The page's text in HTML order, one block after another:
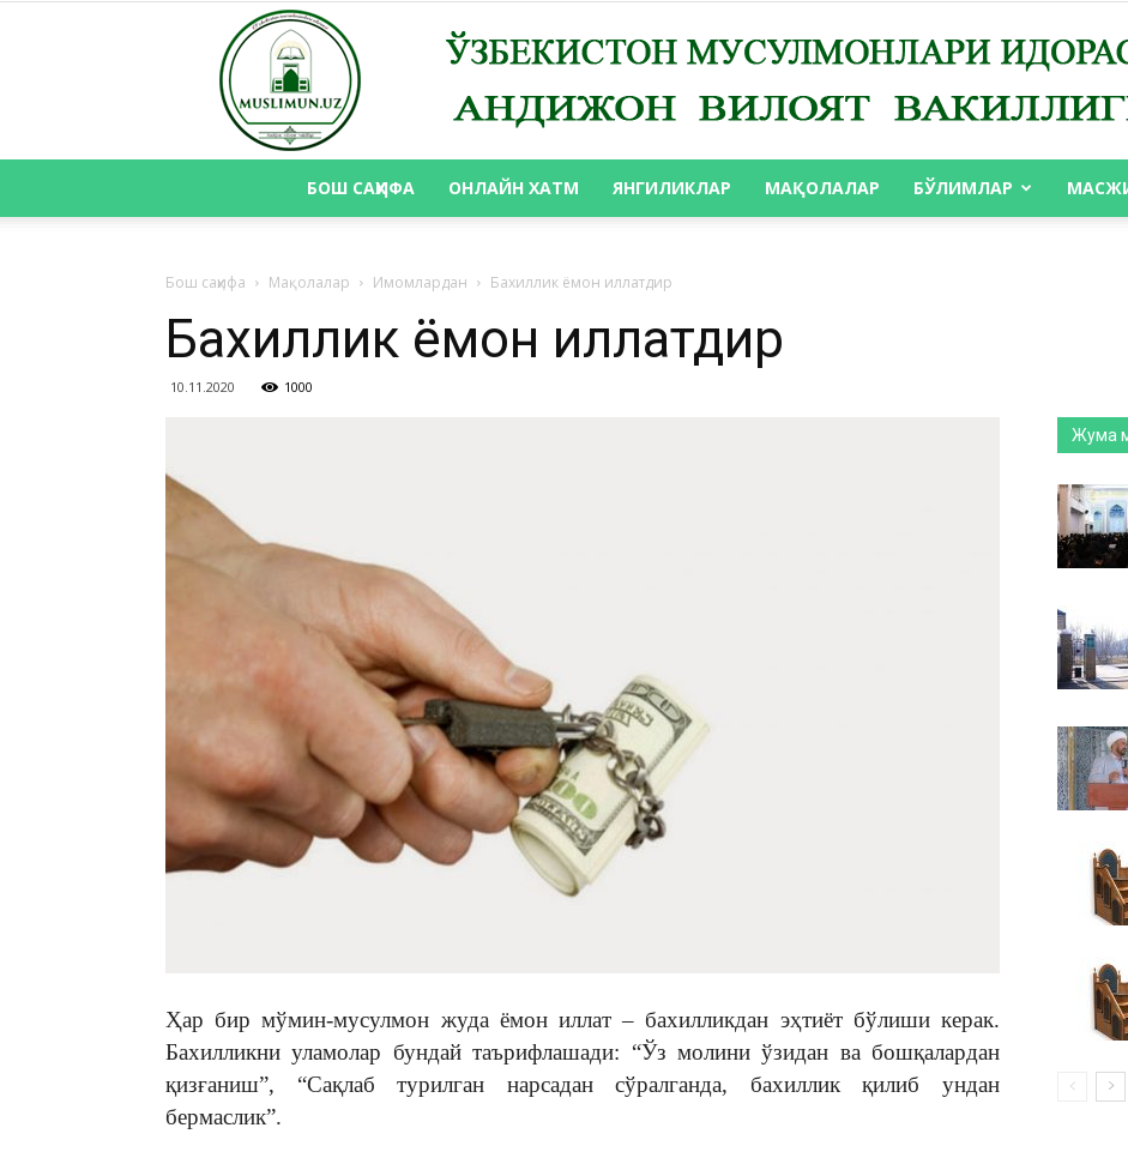
БОШ САҲИФА ОНЛАЙН ХАТМ ЯНГИЛИКЛАР МАҚОЛАЛАР БЎЛИМЛАР
Бош саҳифа Мақолалар Имомлардан Бахиллик ёмон иллатдир
Бахиллик ёмон иллатдир
10.11.2020 1000
Ҳар бир мўмин-мусулмон жуда ёмон иллат – бахилликдан эҳтиёт бўлиши керак.
Бахилликни уламолар бундай таърифлашади: “Ўз молини ўзидан ва бошқалардан
қизғаниш”, “Сақлаб турилган нарсадан сўралганда, бахиллик қилиб ундан
бермаслик”.
Жума